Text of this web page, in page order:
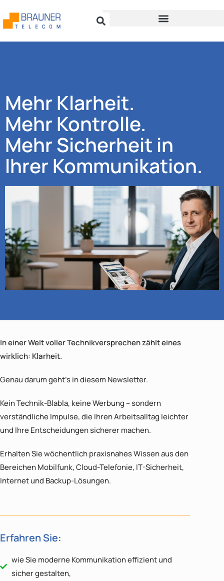
Mehr Klarheit.
Mehr Kontrolle.
Mehr Sicherheit in
Ihrer Kommunikation.
In einer Welt voller Technikversprechen zählt eines
wirklich: Klarheit.
Genau darum geht’s in diesem Newsletter.
Kein Technik-Blabla, keine Werbung – sondern
verständliche Impulse,die Ihren Arbeitsalltag leichter
und Ihre Entscheidungen sicherer machen.
Erhalten Sie wöchentlich praxisnahes Wissen aus den
BereichenMobilfunk, Cloud-Telefonie, IT-Sicherheit,
Internet und Backup-Lösungen.
Erfahren Sie:
wie Sie moderne Kommunikation effizient und
sicher gestalten,